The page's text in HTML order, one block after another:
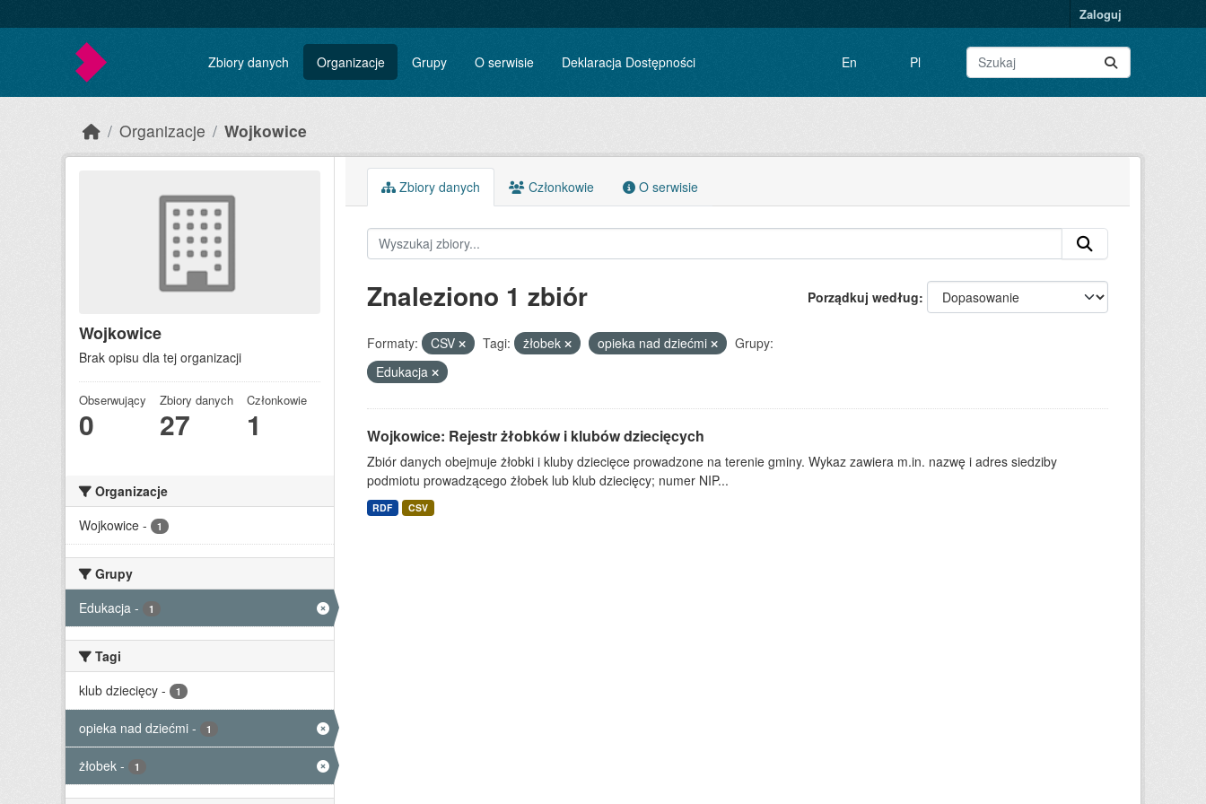
Zaloguj
Zbiory danych Organizacje Grupy O serwisie Deklaracja Dostępności En Pl
Organizacje Wojkowice
Wojkowice
Brak opisu dla tej organizacji
Obserwujący
0
Zbiory danych
27
Członkowie
1
Organizacje
Wojkowice - 1
Grupy
Edukacja - 1
Tagi
klub dziecięcy - 1
opieka nad dziećmi - 1
żłobek - 1
Zbiory danych Członkowie O serwisie
Porządkuj według
Znaleziono 1 zbiór
Formaty: CSV Tagi: żłobek opieka nad dziećmi
Grupy:
Edukacja
Wojkowice: Rejestr żłobków i klubów dziecięcych
Zbiór danych obejmuje żłobki i kluby dziecięce prowadzone na terenie gminy. Wykaz zawiera m.in. nazwę i adres siedziby
podmiotu prowadzącego żłobek lub klub dziecięcy; numer NIP...
RDF CSV